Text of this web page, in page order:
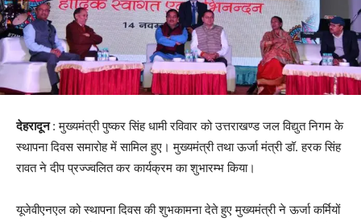
देहरादून: मुख्यमंत्री पुष्कर सिंह धामी रविवार को उत्तराखण्ड जल विद्युत निगम के
स्थापना दिवस समारोह में सामिल हुए। मुख्यमंत्री तथा ऊर्जा मंत्री डॉ. हरक सिंह
रावत ने दीप प्रज्ज्वलित कर कार्यक्रम का शुभारम्भ किया।
यूजेवीएनएल को स्थापना दिवस की शुभकामना देते हुए मुख्यमंत्री ने ऊर्जा कर्मियों